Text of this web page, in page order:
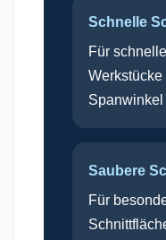
Schnelle
Für
Saubere
Für